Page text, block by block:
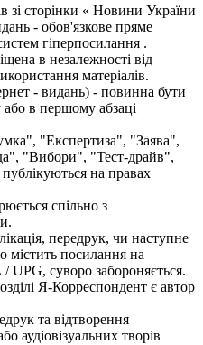
зі сторінки « Новини України
- обов'язкове пряме
гіперпосилання .
в незалежності від
матеріалів.
- видань) - повинна бути
або в першому абзаці
"Експертиза", "Заява",
"Вибори", "Тест-драйв",
на правах
спільно з
передрук, чи наступне
містить посилання на
UPG, суворо забороняється.
Я-Корреспондент є автор
та відтворення
аудіовізуальних творів